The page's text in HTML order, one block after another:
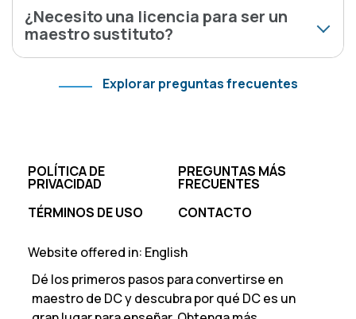
¿Necesito una licencia para ser un
maestro sustituto?
Explorar preguntas frecuentes
Footer
POLÍTICA DE
PRIVACIDAD
PREGUNTAS MÁS
FRECUENTES
TÉRMINOS DE USO
CONTACTO
Website offered in: English
Dé los primeros pasos para convertirse en
maestro de DC y descubra por qué DC es un